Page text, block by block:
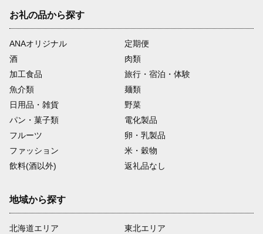
お礼の品から探す
ANAオリジナル
定期便
酒
肉類
加工食品
旅行・宿泊・体験
魚介類
麺類
日用品・雑貨
野菜
パン・菓子類
電化製品
フルーツ
卵・乳製品
ファッション
米・穀物
飲料(酒以外)
返礼品なし
地域から探す
北海道エリア
東北エリア